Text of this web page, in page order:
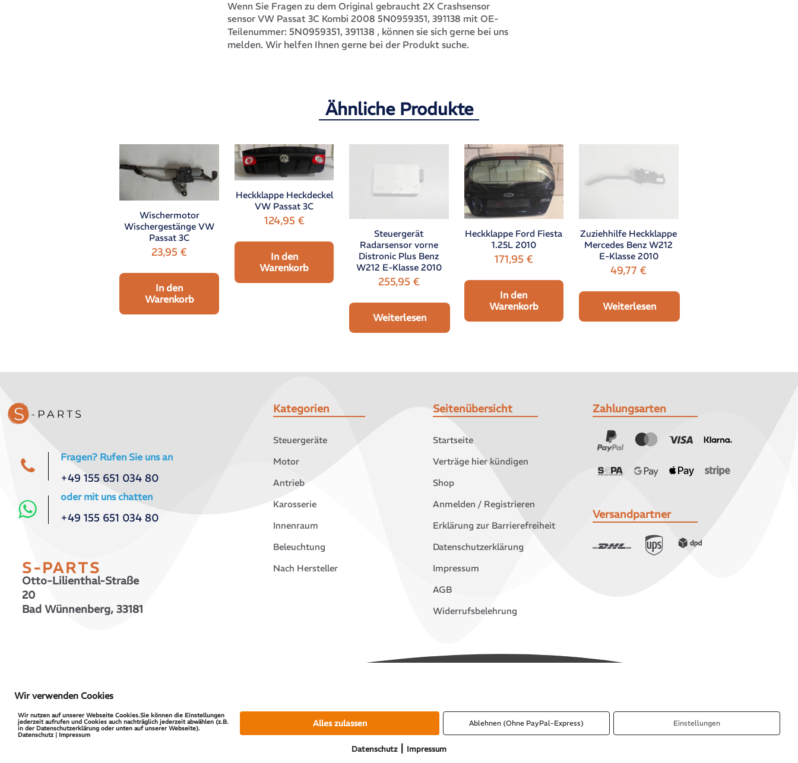
Wenn Sie Fragen zu dem Original gebraucht 2X Crashsensor
sensor VW Passat 3C Kombi 2008 5N0959351, 391138 mit OE-
Teilenummer:5N0959351, 391138 , können sie sich gerne bei uns
melden. Wir helfen Ihnen gerne bei der Produkt suche.
Ähnliche Produkte
Wischermotor
Wischergestänge VW
Passat 3C
23,95€
In den
Warenkorb
Heckklappe Heckdeckel
VW Passat 3C
124,95 €
In den
Warenkorb
Steuergerät
Radarsensor vorne
Distronic Plus Benz
W212 E-Klasse 2010
255,95 €
Weiterlesen
Heckklappe Ford Fiesta
1.25L 2010
171,95 €
In den
Warenkorb
Zuziehhilfe Heckklappe
Mercedes Benz W212
E-Klasse 2010
49,77€
Weiterlesen
Fragen? Rufen Sie uns an
+49 155 651 034 80
oder mit uns chatten
+49 155 651 034 80
S-PARTS
Otto-Lilienthal-Straße
20
Bad Wünnenberg, 33181
Kategorien
Steuergeräte
Motor
Antrieb
Karosserie
Innenraum
Beleuchtung
Nach Hersteller
Seitenübersicht
Startseite
Verträge hier kündigen
Shop
Anmelden / Registrieren
Erklärung zur Barrierefreiheit
Datenschutzerklärung
Impressum
AGB
Widerrufsbelehrung
Zahlungsarten
Versandpartner
Wir verwenden Cookies
Wir nutzen auf unserer Webseite Cookies.Sie können die Einstellungen
jederzeit aufrufen und Cookies auch nachträglich jederzeit abwählen (z.B.
in der Datenschutzerklärung oder unten auf unserer Webseite).
Datenschutz | Impressum
Alles zulassen Ablehnen (Ohne PayPal-Express) Einstellungen
Datenschutz| Impressum